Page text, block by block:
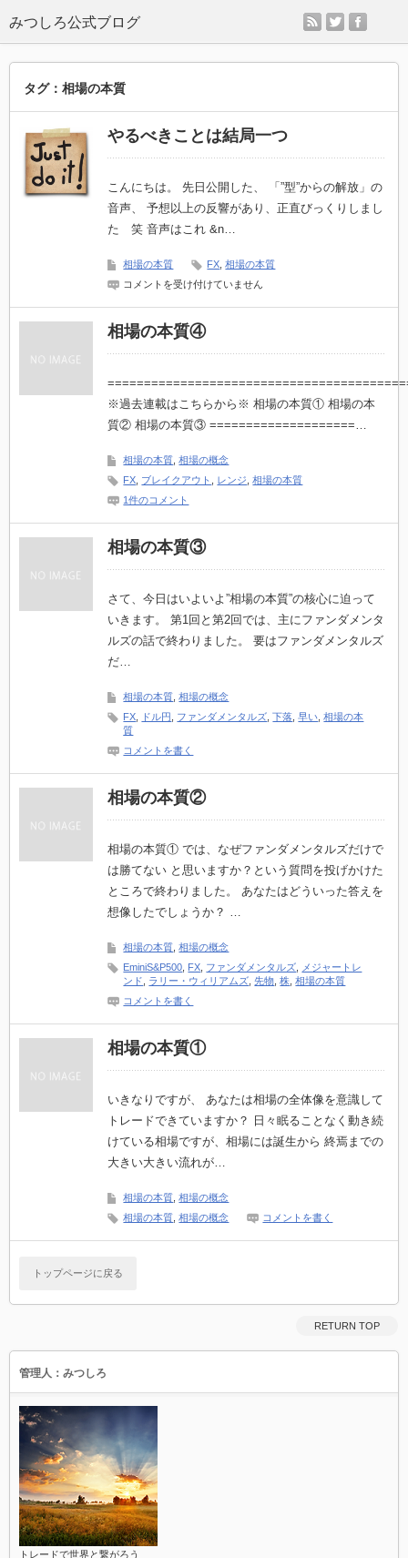
rss twitter
タグ：相場の本質
やるべきことは結局一つ
こんにちは。 先日公開した、 「”型”からの解放」の
音声、 予想以上の反響があり、正直びっくりしまし
た 笑 音声はこれ &n…
相場の本質 FX ,相場の本質
や
べ
き
こ
と
一
つ
は
コメントを受け付けていません
相場の本質④
※過去連載はこちらから※ 相場の本質① 相場の本
質② 相場の本質③ ====================…
相場の本質 ,相場の概念
FX ブレイクアウト レンジ ,相場の本質
1件のコメント
相場の本質③
さて、今日はいよいよ”相場の本質”の核心に迫って
いきます。 第1回と第2回では、主にファンダメンタ
ルズの話で終わりました。 要はファンダメンタルズ
だ…
相場の本質 ,相場の概念
FX
ドル円 ファンダメンタルズ ,下落 ,早い ,相場の本
質
コメントを書く
相場の本質②
相場の本質① では、なぜファンダメンタルズだけで
は勝てない と思いますか？という質問を投げかけた
ところで終わりました。 あなたはどういった答えを
想像したでしょうか？ …
相場の本質 ,相場の概念
EminiS&P500 FX ファンダメンタルズ
メジャートレ
ンド
ラリー・ウィリアムズ ,先物 ,株 ,相場の本質
コメントを書く
相場の本質①
いきなりですが、 あなたは相場の全体像を意識して
トレードできていますか？ 日々眠ることなく動き続
けている相場ですが、相場には誕生から 終焉までの
大きい大きい流れが…
相場の本質 ,相場の概念
相場の本質 ,相場の概念 コメントを書く
トップページに戻る
RETURN TOP
管理人：みつしろ
トレードで世界と繋がろう